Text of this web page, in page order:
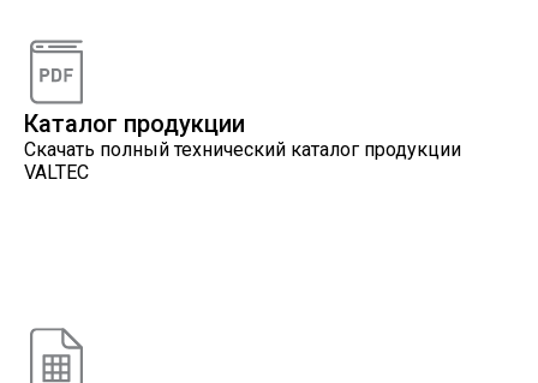
Каталог продукции
Скачать полный технический каталог продукции
VALTEC